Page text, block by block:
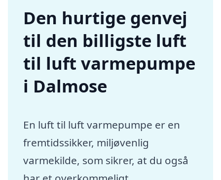
Den hurtige genvej
til den billigste luft
til luft varmepumpe
i Dalmose
En luft til luft varmepumpe er en
fremtidssikker, miljøvenlig
varmekilde, som sikrer, at du også